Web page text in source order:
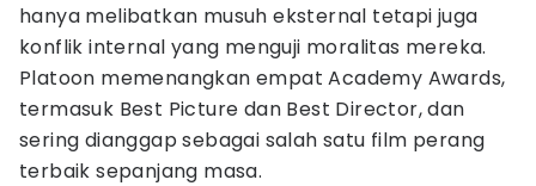
hanya melibatkan musuh eksternal tetapi juga
konflik internal yang menguji moralitas mereka.
Platoon memenangkan empat Academy Awards,
termasuk Best Picture dan Best Director, dan
sering dianggap sebagai salah satu film perang
terbaik sepanjang masa.